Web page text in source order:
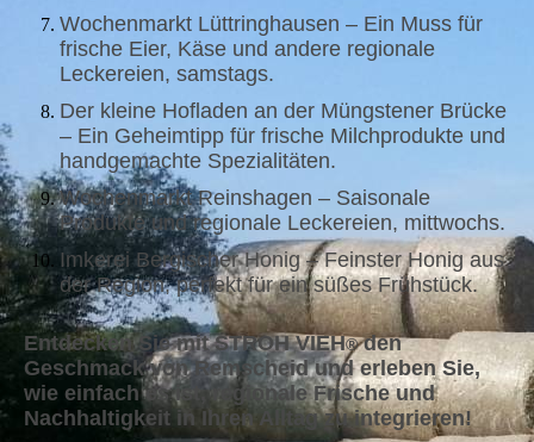
Wochenmarkt Lüttringhausen – Ein Muss für
frische Eier, Käse und andere regionale
Leckereien, samstags.
Der kleine Hofladen an der Müngstener Brücke
– Ein Geheimtipp für frische Milchprodukte und
handgemachte Spezialitäten.
Wochenmarkt Reinshagen – Saisonale
Produkte und regionale Leckereien, mittwochs.
Imkerei Bergischer Honig – Feinster Honig aus
der Region, perfekt für ein süßes Frühstück.
Entdecken Sie mit STROH VIEH®den
Geschmack von Remscheid und erleben Sie,
wie einfach es ist, regionale Frische und
Nachhaltigkeit in Ihren Alltag zu integrieren!